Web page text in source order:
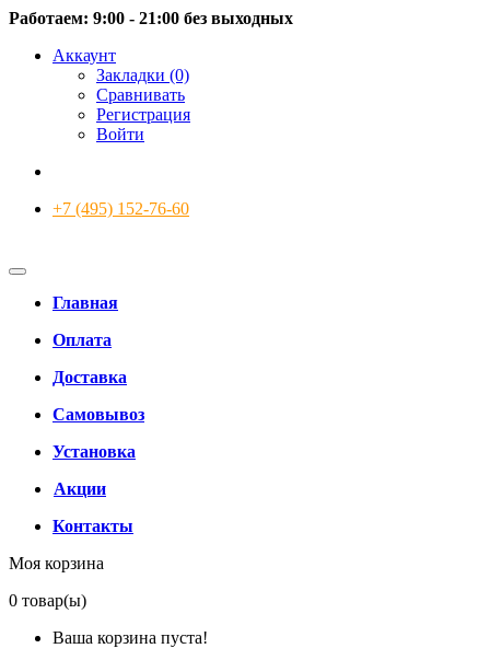
Работаем: 9:00 - 21:00 без выходных
Аккаунт
Закладки (0)
Сравнивать
Регистрация
Войти
+7 (495) 152-76-60
Главная
Оплата
Доставка
Самовывоз
Установка
Акции
Контакты
Моя корзина
0 товар(ы)
Ваша корзина пуста!